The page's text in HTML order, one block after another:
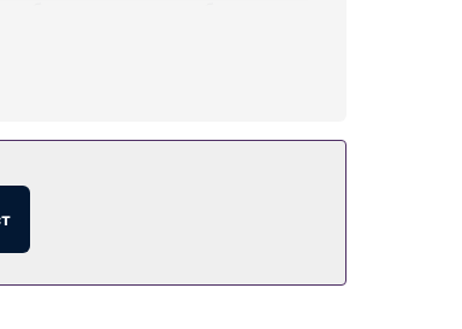
более комфортным. Бесплатный
в числе которых бесплатный
няни и место для пикника.
стол) предлагается